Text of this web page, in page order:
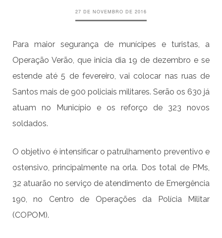
27 DE NOVEMBRO DE 2016
Para maior segurança de munícipes e turistas, a
Operação Verão, que inicia dia 19 de dezembro e se
estende até 5 de fevereiro, vai colocar nas ruas de
Santos mais de 900 policiais militares. Serão os 630 já
atuam no Município e os reforço de 323 novos
soldados.
O objetivo é intensificar o patrulhamento preventivo e
ostensivo, principalmente na orla. Dos total de PMs,
32 atuarão no serviço de atendimento de Emergência
190, no Centro de Operações da Polícia Militar
(COPOM).